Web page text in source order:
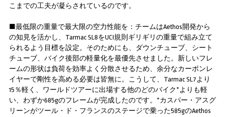
こまでの工夫が凝らされているのです。
■最低限の重量で最大限の空力性能を：チームはAethos開発から
の知見を活かし、Tarmac SL8をUCI規則ギリギリの重量で組み立て
られるよう目標を設定。そのためにも、ダウンチューブ、シート
チューブ、バイク後部の軽量化を最優先させました。新しいフレ
ームの形状は負荷を効率よく分散させるため、余分なカーボンレ
イヤーで剛性を高める必要は皆無に。こうして、Tarmac SL7より
15％軽く、ワールドツアーに出場する他のどのバイク*よりも軽
い、わずか685gのフレームが完成したのです。*カスパー・アスグ
リーンがツール・ド・フランスのステージで乗った585gのAethos